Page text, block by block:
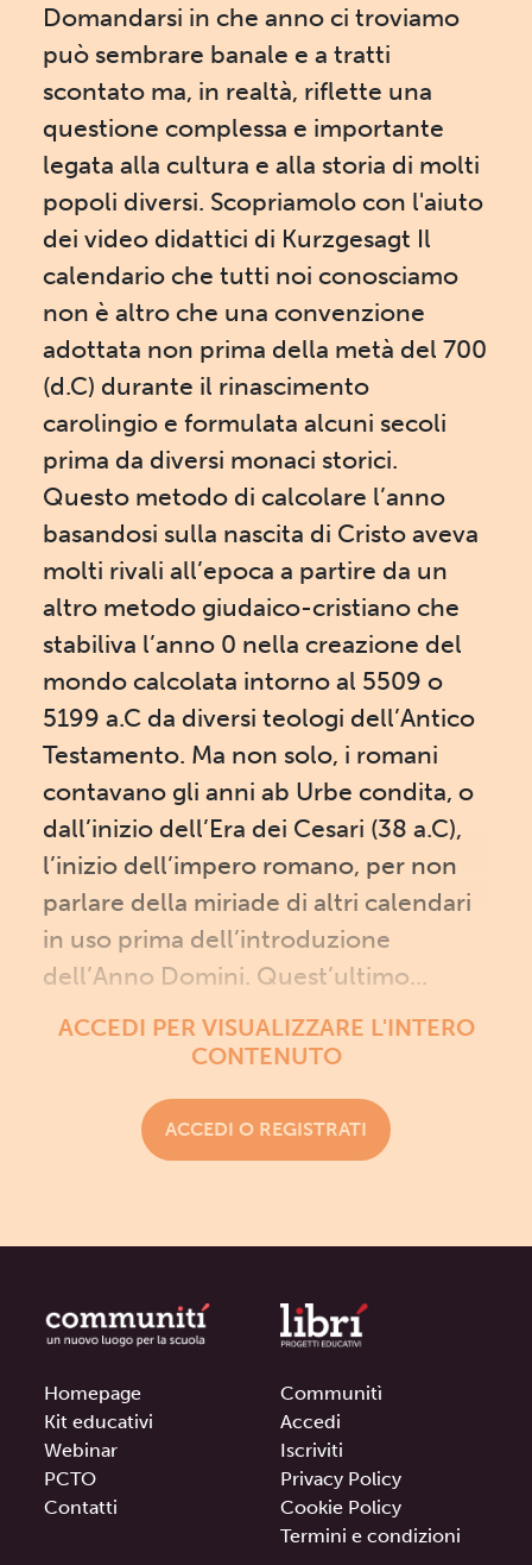
Domandarsi in che anno ci troviamo
può sembrare banale e a tratti
scontato ma, in realtà, riflette una
questione complessa e importante
legata alla cultura e alla storia di molti
popoli diversi. Scopriamolo con l'aiuto
dei video didattici di Kurzgesagt Il
calendario che tutti noi conosciamo
non è altro che una convenzione
adottata non prima della metà del 700
(d.C) durante il rinascimento
carolingio e formulata alcuni secoli
prima da diversi monaci storici.
Questo metodo di calcolare l’anno
basandosi sulla nascita di Cristo aveva
molti rivali all’epoca a partire da un
altro metodo giudaico-cristiano che
stabiliva l’anno 0 nella creazione del
mondo calcolata intorno al 5509 o
5199 a.C da diversi teologi dell’Antico
Testamento. Ma non solo, i romani
contavano gli anni ab Urbe condita, o
dall’inizio dell’Era dei Cesari (38 a.C),
l’inizio dell’impero romano, per non
parlare della miriade di altri calendari
in uso prima dell’introduzione
dell’Anno Domini. Quest’ultimo...
ACCEDI PER VISUALIZZARE L'INTERO
CONTENUTO
ACCEDI O REGISTRATI
Homepage
Kit educativi
Webinar
PCTO
Contatti
Communitì
Accedi
Iscriviti
Privacy Policy
Cookie Policy
Termini e condizioni